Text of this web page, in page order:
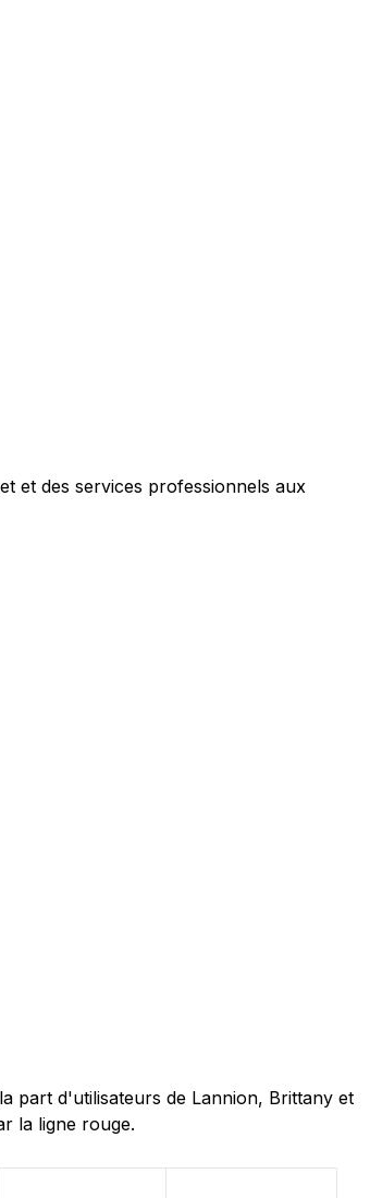
et des services professionnels aux
part d'utilisateurs de Lannion, Brittany et
la ligne rouge.